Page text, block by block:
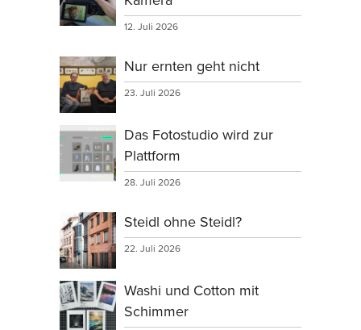
12. Juli 2026
Nur ernten geht nicht
23. Juli 2026
Das Fotostudio wird zur
Plattform
28. Juli 2026
Steidl ohne Steidl?
22. Juli 2026
Washi und Cotton mit
Schimmer